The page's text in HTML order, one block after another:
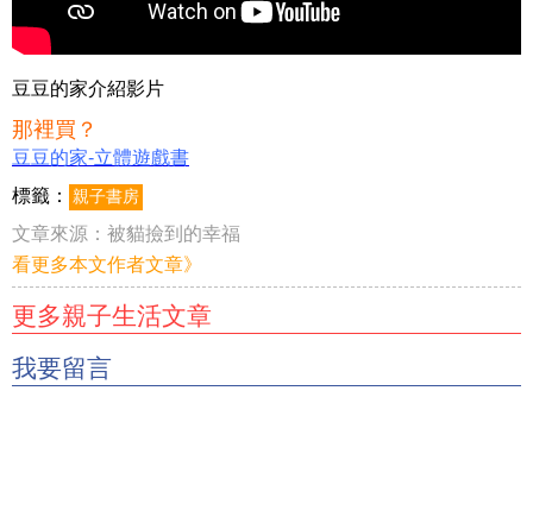
豆豆的家介紹影片
那裡買？
豆豆的家-立體遊戲書
標籤：
親子書房
文章來源： 被貓撿到的幸福
看更多本文作者文章》
更多親子生活文章
我要留言